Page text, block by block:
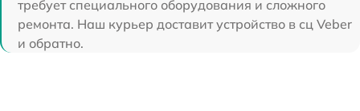
требует специального оборудования и сложного
ремонта. Наш курьер доставит устройство в сц Veber
и обратно.